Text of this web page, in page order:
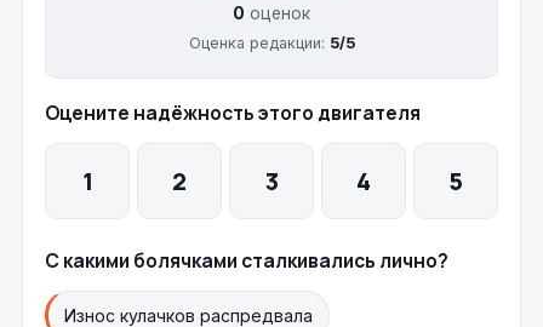
0 оценок
Оценка редакции: 5/5
Оцените надёжность этого двигателя
1 2 3 4 5
С какими болячками сталкивались лично?
Износ кулачков распредвала